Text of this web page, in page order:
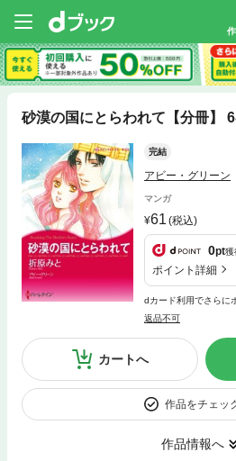
砂漠の国にとらわれて【分冊】
完結
アビー・グリーン
マンガ
61 (税込)
0pt獲
ポイント詳細
dカード利用でさらに
返品不可
カートへ
作品をチェッ
作品情報へ